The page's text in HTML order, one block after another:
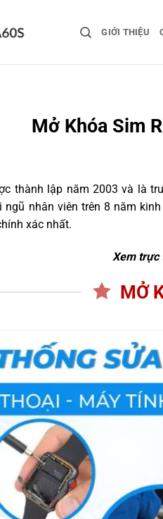
GIỚI THIỆU
Mở Khóa Sim
thành lập năm 2003 và là
ngũ nhân viên trên 8 năm
xác nhất.
Xem trực
MỞ